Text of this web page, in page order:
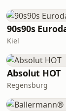
90s90s
Kiel
Absolut HOT
Regensburg